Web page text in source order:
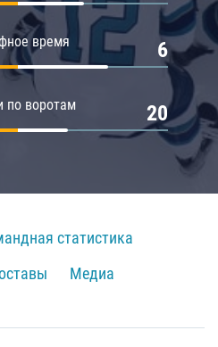
время 6
по воротам 20
статистика
Медиа